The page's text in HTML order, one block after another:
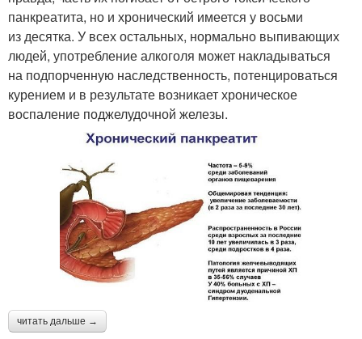
панкреатита, но и хронический имеется у восьми
из десятка. У всех остальных, нормально выпивающих
людей, употребление алкоголя может накладываться
на подпорченную наследственность, потенцироваться
курением и в результате возникает хроническое
воспаление поджелудочной железы.
читать дальше →